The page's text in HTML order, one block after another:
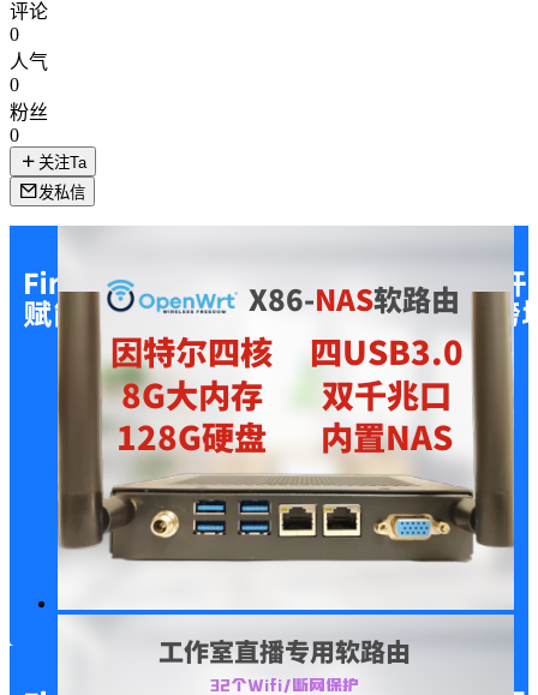
评论
0
人气
0
粉丝
0
关注Ta
发私信